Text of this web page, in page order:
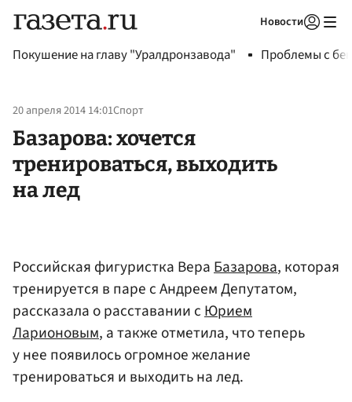
Новости
Покушение на главу "Уралдронзавода" Проблемы с
20 апреля 2014 14:01Спорт
Базарова: хочется
тренироваться, выходить
на лед
Российская фигуристка ВераБазарова, которая
тренируется в паре с Андреем Депутатом,
рассказала о расставании сЮрием
Ларионовым, а также отметила, что теперь
у нее появилось огромное желание
тренироваться и выходить на лед.